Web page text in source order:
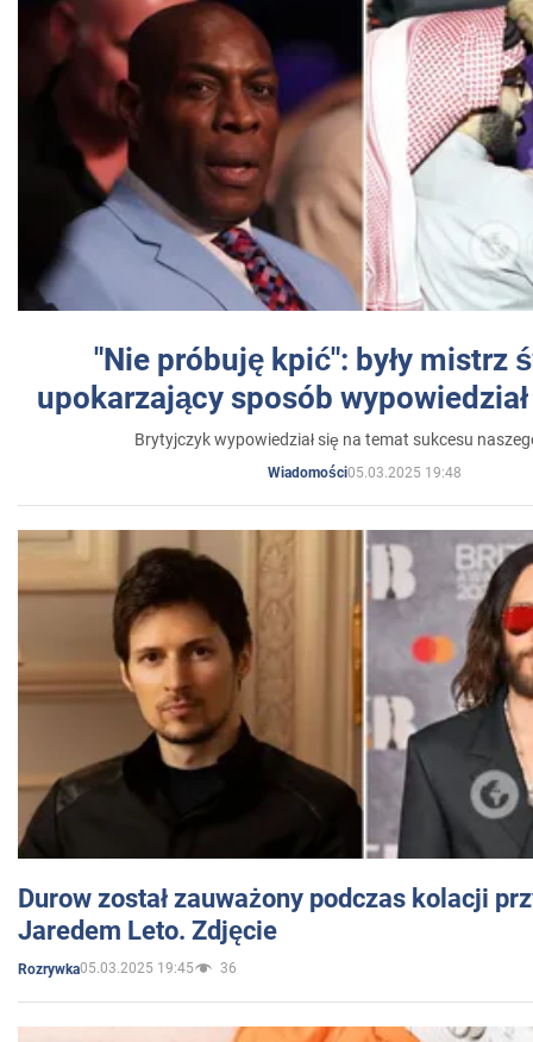
"Nie próbuję kpić": były mistrz
upokarzający sposób
Brytyjczyk wypowiedział się na temat sukcesu
Wiadomości05.03.2025 19:48
Durow został zauważony podczas kolacji
Jaredem Leto. Zdjęcie
Rozrywka05.03.2025 19:45 36